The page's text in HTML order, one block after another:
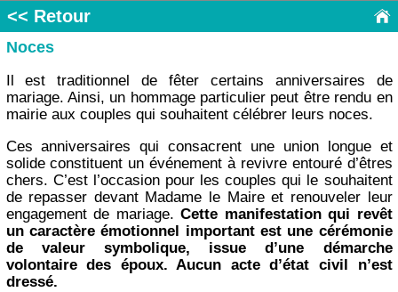
<< Retour
Noces
Il est traditionnel de fêter certains anniversaires de
mariage. Ainsi, un hommage particulier peut être rendu en
mairie aux couples qui souhaitent célébrer leurs noces.
Ces anniversaires qui consacrent une union longue et
solide constituent un événement à revivre entouré d’êtres
chers. C’est l’occasion pour les couples qui le souhaitent
de repasser devant Madame le Maire et renouveler leur
engagement de mariage. Cette manifestation qui revêt
un caractère émotionnel important est une cérémonie
de valeur symbolique, issue d’une démarche
volontaire des époux. Aucun acte d’état civil n’est
dressé.